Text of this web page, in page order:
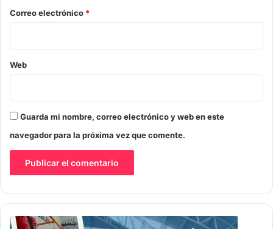
*
Correo electrónico *
Web
Guarda mi nombre, correo electrónico y web en este
navegador para la próxima vez que comente.